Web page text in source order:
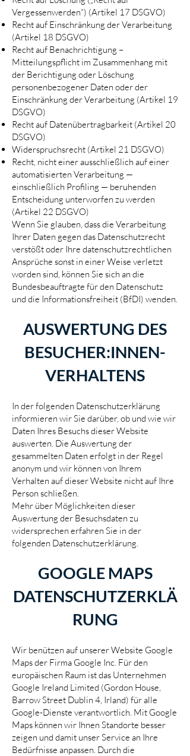
Vergessenwerden“) (Artikel 17 DSGVO)
Recht auf Einschränkung der Verarbeitung
(Artikel 18 DSGVO)
Recht auf Benachrichtigung –
Mitteilungspflicht im Zusammenhang mit
der Berichtigung oder Löschung
personenbezogener Daten oder der
Einschränkung der Verarbeitung (Artikel 19
DSGVO)
Recht auf Datenübertragbarkeit (Artikel 20
DSGVO)
Widerspruchsrecht (Artikel 21 DSGVO)
Recht, nicht einer ausschließlich auf einer
automatisierten Verarbeitung —
einschließlich Profiling — beruhenden
Entscheidung unterworfen zu werden
(Artikel 22 DSGVO)
Wenn Sie glauben, dass die Verarbeitung
Ihrer Daten gegen das Datenschutzrecht
verstößt oder Ihre datenschutzrechtlichen
Ansprüche sonst in einer Weise verletzt
worden sind, können Sie sich an die
Bundesbeauftragte für den Datenschutz
und die Informationsfreiheit (BfDI) wenden.
AUSWERTUNG DES
BESUCHER:INNEN-
VERHALTENS
In der folgenden Datenschutzerklärung
informieren wir Sie darüber, ob und wie wir
Daten Ihres Besuchs dieser Website
auswerten. Die Auswertung der
gesammelten Daten erfolgt in der Regel
anonym und wir können von Ihrem
Verhalten auf dieser Website nicht auf Ihre
Person schließen.
Mehr über Möglichkeiten dieser
Auswertung der Besuchsdaten zu
widersprechen erfahren Sie in der
folgenden Datenschutzerklärung.
GOOGLE MAPS
DATENSCHUTZERKLÄ
RUNG
Wir benützen auf unserer Website Google
Maps der Firma Google Inc. Für den
europäischen Raum ist das Unternehmen
Google Ireland Limited (Gordon House,
Barrow Street Dublin 4, Irland) für alle
Google-Dienste verantwortlich. Mit Google
Maps können wir Ihnen Standorte besser
zeigen und damit unser Service an Ihre
Bedürfnisse anpassen. Durch die